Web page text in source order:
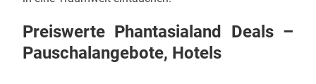
Preiswerte Phantasialand Deals –
Pauschalangebote, Hotels